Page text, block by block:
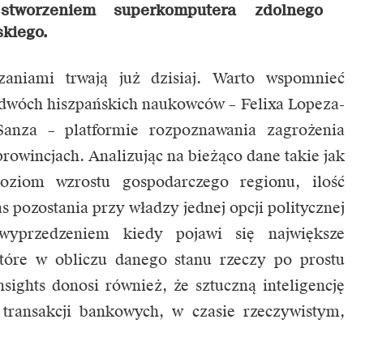
superkomputera zdolnego
trwają już dzisiaj. Warto wspomnieć
hiszpańskich naukowców – Felixa Lopeza-
– platformie rozpoznawania zagrożenia
Analizując na bieżąco dane takie jak
wzrostu gospodarczego regionu, ilość
pozostania przy władzy jednej opcji politycznej
kiedy pojawi się największe
w obliczu danego stanu rzeczy po prostu
donosi również, że sztuczną inteligencję
bankowych, w czasie rzeczywistym,